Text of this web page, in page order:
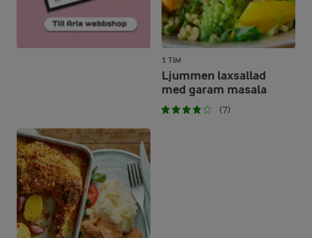
1 TIM
Ljummen laxsallad
med garam masala
(7)